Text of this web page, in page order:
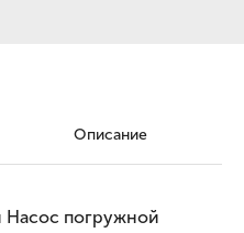
Описание
Насос погружной